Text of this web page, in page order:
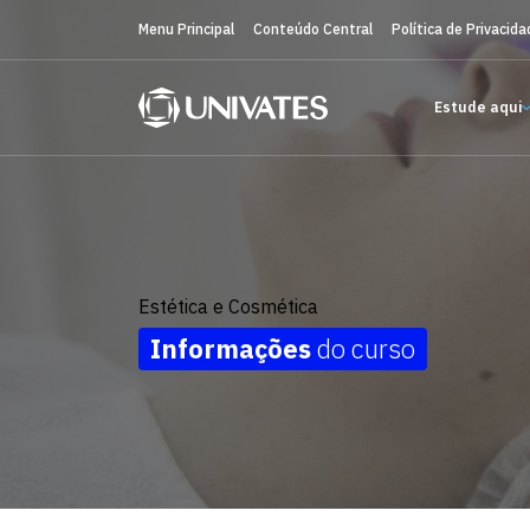
Menu Principal Conteúdo Central Política de
Estude aqui
Estética e Cosmética
Informaçõesdo curso